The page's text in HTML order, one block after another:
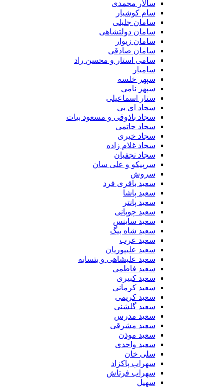
سالار محمدی
سام کوشیار
سامان جلیلی
سامان دولتشاهی
سامان زیوار
سامان صادقی
سامی استار و محسن راد
سامیار
سپهر خلسه
سپهر نامی
ستار اسماعیلی
سجاد ای بی
سجاد باذوقی و مسعود بیات
سجاد حاتمی
سجاد خیری
سجاد غلام زاده
سجاد نجفیان
سرپیکو و علی سان
سروش
سعید باقری فرد
سعید پاشا
سعید پانتر
سعید چوپانی
سعید ساینس
سعید شاه بیگ
سعید عرب
سعید علیپوریان
سعید علیشاهی و بتسابه
سعید فاطمی
سعید کبیری
سعید کرمانی
سعید کریمی
سعید گلشنی
سعید مدرس
سعید مشرقی
سعید موذن
سعید واحدی
سلی خان
سهراب پاکزاد
سهراب فرتاش